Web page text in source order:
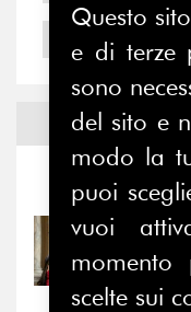
31/07/
Prima
il
Questo
e di terze
sono
del sito e
modo la
puoi
vuoi
momento
scelte sui